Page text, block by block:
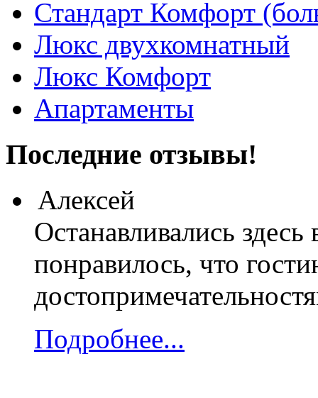
Стандарт Комфорт
Люкс двухкомнатный
Люкс Комфорт
Апартаменты
Последние отзывы!
Алексей
Останавливались
понравилось, что
Подробнее...